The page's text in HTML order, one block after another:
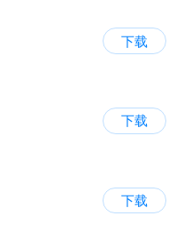
下载
下载
下载